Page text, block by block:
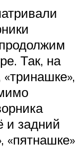
Так, на
«тринашке»,
и задний
«пятнашке»